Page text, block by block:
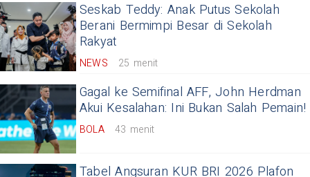
Seskab Teddy: Anak Putus Sekolah
Berani Bermimpi Besar di Sekolah
Rakyat
NEWS 25 menit
Gagal ke Semifinal AFF, John Herdman
Akui Kesalahan: Ini Bukan Salah Pemain!
BOLA 43 menit
Tabel Angsuran KUR BRI 2026 Plafon